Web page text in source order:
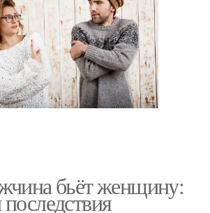
бьёт женщину: